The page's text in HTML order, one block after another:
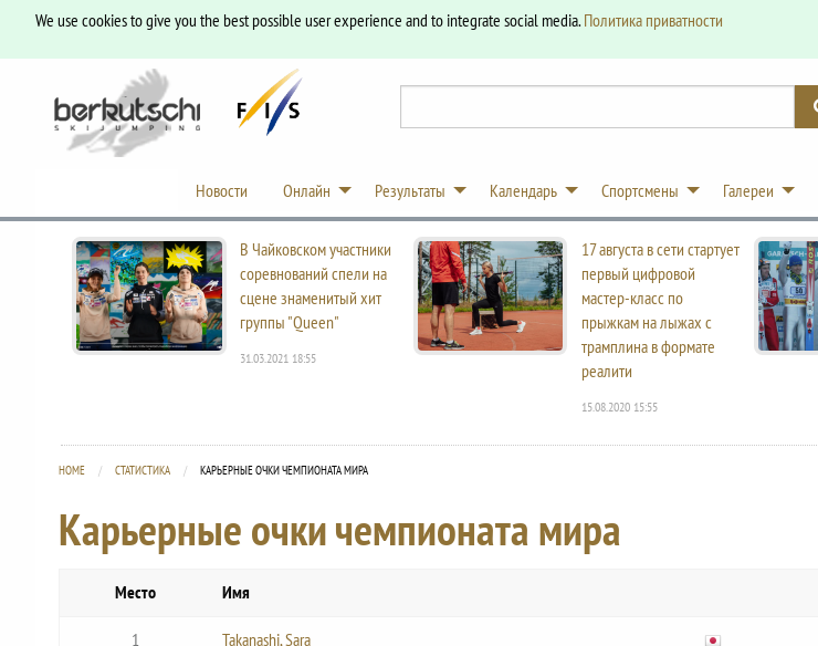
We use cookies to give you the best possible user experience and to integrate social media.Политика приватности
Новости Онлайн Результаты Календарь Спортсмены Галереи
В Чайковском участники
соревнований спели на
сцене знаменитый хит
группы "Queen"
31.03.2021 18:55
17 августа в сети стартует
первый цифровой
мастер-класс по
прыжкам на лыжах с
трамплина в формате
реалити
15.08.2020 15:55
HOME СТАТИСТИКА CURRENT:
КАРЬЕРНЫЕ ОЧКИ ЧЕМПИОНАТА МИРА
Карьерные очки чемпионата мира
Место Имя
1 Takanashi, Sara